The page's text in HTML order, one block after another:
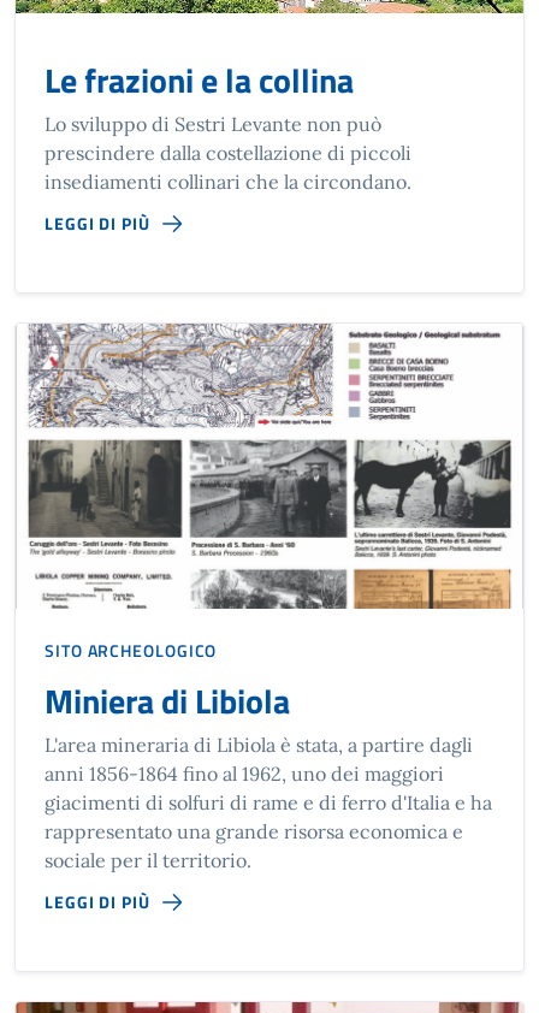
Le frazioni e la collina
Lo sviluppo di Sestri Levante non può
prescindere dalla costellazione di piccoli
insediamenti collinari che la circondano.
LEGGI DI PIÙ
SITO ARCHEOLOGICO
Miniera di Libiola
L'area mineraria di Libiola è stata, a partire dagli
anni 1856-1864 fino al 1962, uno dei maggiori
giacimenti di solfuri di rame e di ferro d'Italia e ha
rappresentato una grande risorsa economica e
sociale per il territorio.
LEGGI DI PIÙ